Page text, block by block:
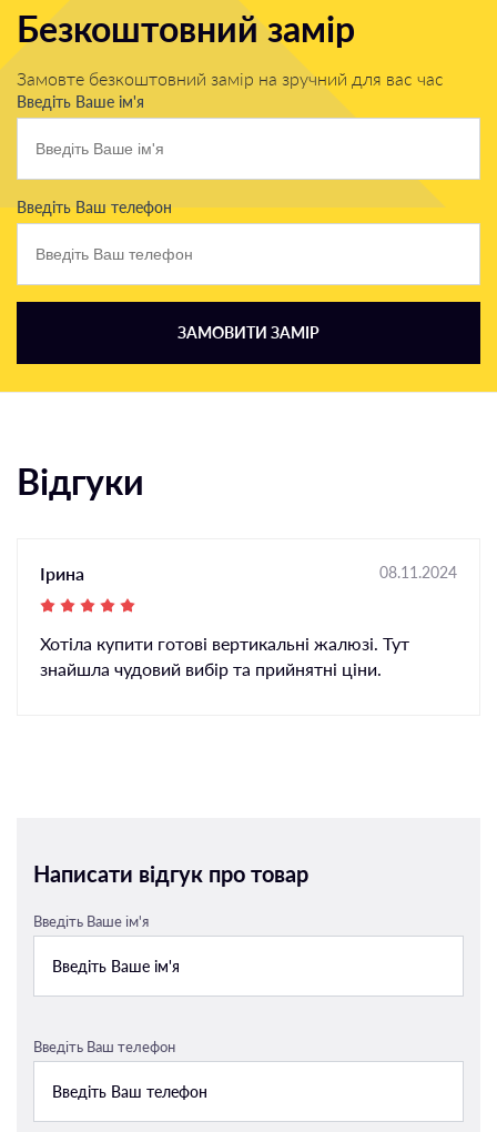
Безкоштовний замір
Замовте безкоштовний замір на зручний для вас час
Введіть Ваше ім'я
Введіть Ваш телефон
ЗАМОВИТИ ЗАМІР
Відгуки
Ірина 08.11.2024
Хотіла купити готові вертикальні жалюзі. Тут
знайшла чудовий вибір та прийнятні ціни.
Написати відгук про товар
Введіть Ваше ім'я
Введіть Ваш телефон